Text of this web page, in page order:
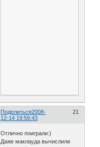
Поделиться 21
2008-
12-14 19:59:43
Отлично поиграли:)
Даже маклауда вычислили